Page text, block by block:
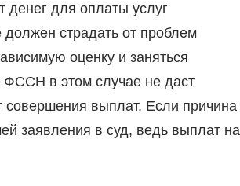
денег для оплаты услуг
страдать от проблем
оценку и заняться
ФССН в этом случае не даст
совершения выплат. Если причина
заявления в суд, ведь выплат на